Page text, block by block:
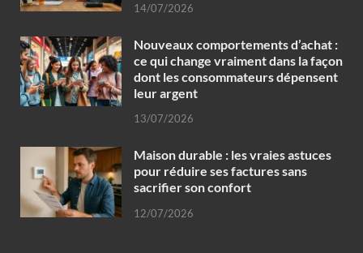
14/07/2026
Nouveaux comportements d’achat :
ce qui change vraiment dans la façon
dont les consommateurs dépensent
leur argent
13/07/2026
Maison durable : les vraies astuces
pour réduire ses factures sans
sacrifier son confort
12/07/2026